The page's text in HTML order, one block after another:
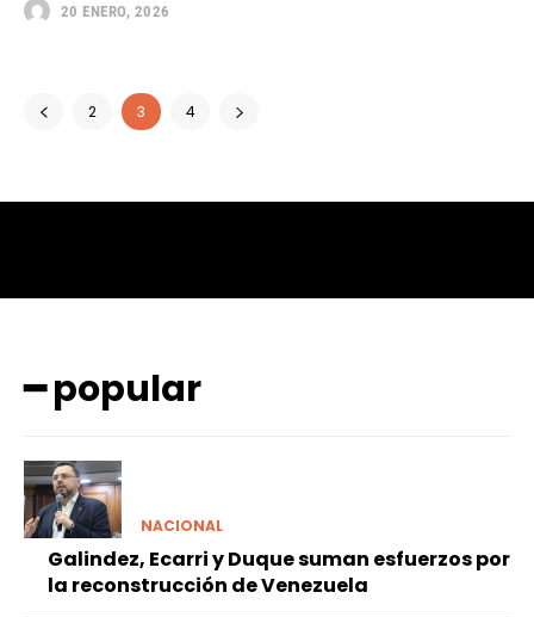
20 ENERO, 2026
2 3 4
━ popular
NACIONAL
Galindez, Ecarri y Duque suman esfuerzos por
la reconstrucción de Venezuela